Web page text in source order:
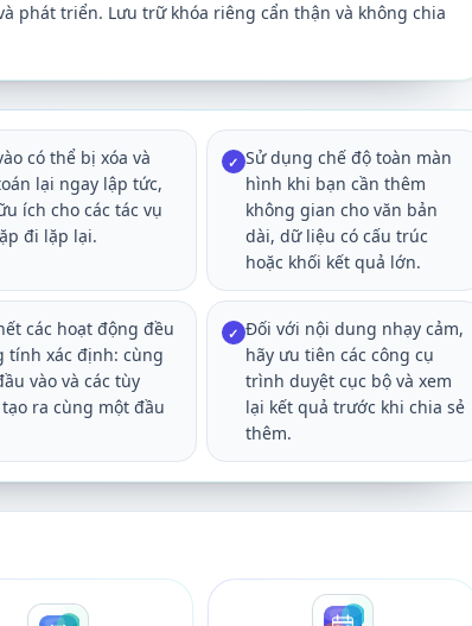
phát triển. Lưu trữ khóa riêng cẩn thận và không chia
có thể bị xóa và
lại ngay lập tức,
ích cho các tác vụ
đi lặp lại.
✓ Sử dụng chế độ toàn màn
hình khi bạn cần thêm
không gian cho văn bản
dài, dữ liệu có cấu trúc
hoặc khối kết quả lớn.
các hoạt động đều
tính xác định: cùng
vào và các tùy
ra cùng một đầu
✓ Đối với nội dung nhạy cảm,
hãy ưu tiên các công cụ
trình duyệt cục bộ và xem
lại kết quả trước khi chia sẻ
thêm.